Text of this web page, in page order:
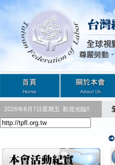
2026年8月7日星期五 歡迎光臨!!